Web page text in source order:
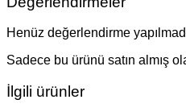
Henüz değerlendirme
Sadece bu ürünü satın almış
İlgili ürünler